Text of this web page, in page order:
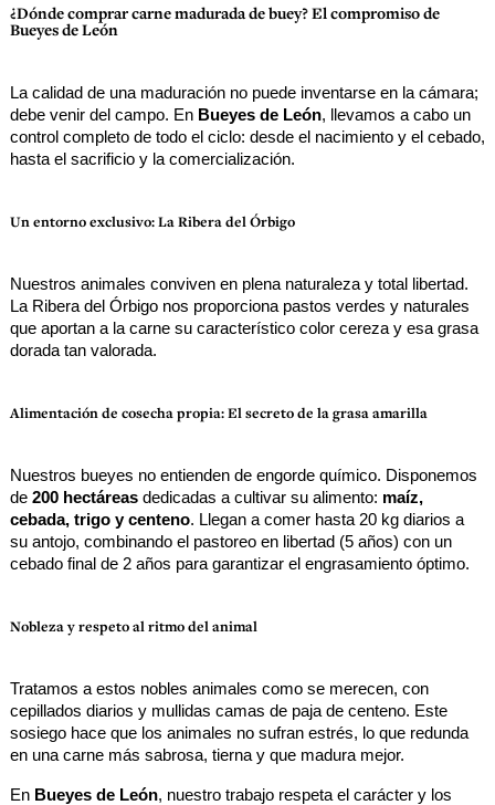
¿Dónde comprar carne madurada de buey? El compromiso de
Bueyes de León
La calidad de una maduración no puede inventarse en la cámara;
debe venir del campo. En Bueyes de León, llevamos a cabo un
control completo de todo el ciclo: desde el nacimiento y el cebado,
hasta el sacrificio y la comercialización.
Un entorno exclusivo: La Ribera del Órbigo
Nuestros animales conviven en plena naturaleza y total libertad.
La Ribera del Órbigo nos proporciona pastos verdes y naturales
que aportan a la carne su característico color cereza y esa grasa
dorada tan valorada.
Alimentación de cosecha propia: El secreto de la grasa amarilla
Nuestros bueyes no entienden de engorde químico. Disponemos
de 200 hectáreas dedicadas a cultivar su alimento: maíz,
cebada, trigo y centeno. Llegan a comer hasta 20 kg diarios a
su antojo, combinando el pastoreo en libertad (5 años) con un
cebado final de 2 años para garantizar el engrasamiento óptimo.
Nobleza y respeto al ritmo del animal
Tratamos a estos nobles animales como se merecen, con
cepillados diarios y mullidas camas de paja de centeno. Este
sosiego hace que los animales no sufran estrés, lo que redunda
en una carne más sabrosa, tierna y que madura mejor.
En Bueyes de León, nuestro trabajo respeta el carácter y los